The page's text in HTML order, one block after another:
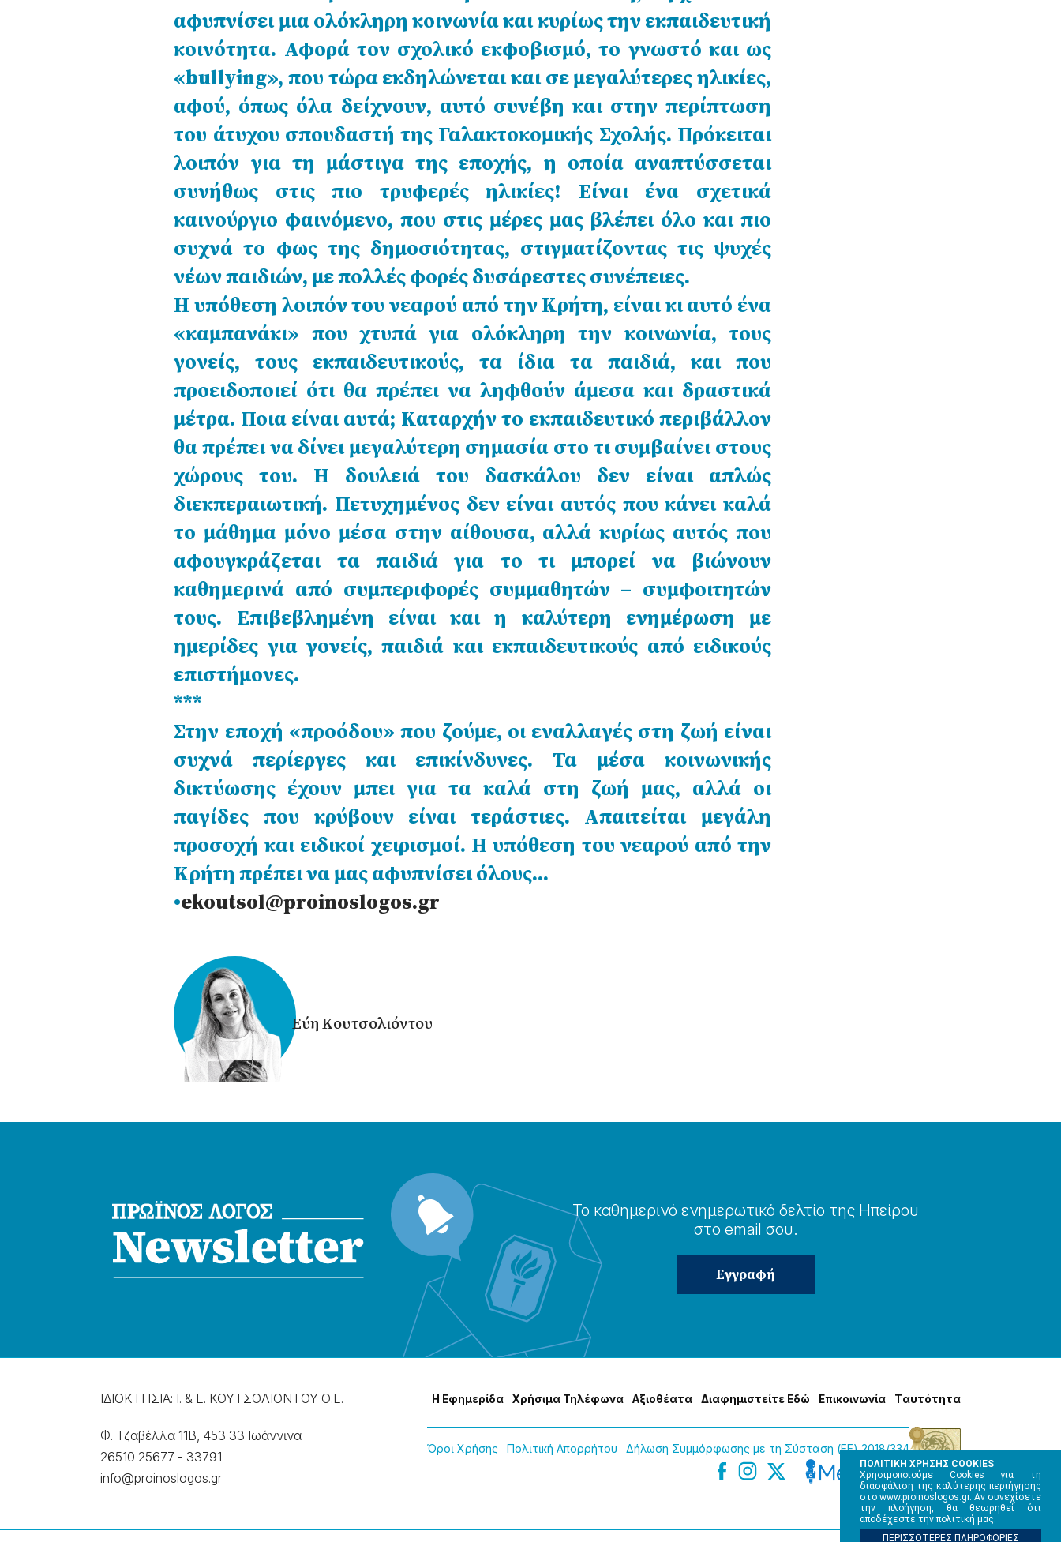
ΠΟΛΙΤΙΚΗ ΧΡΗΣΗΣ COOKIES
Χρησιμοποιούμε Cookies για τη
διασφάλιση της καλύτερης περιήγησης
στο www.proinoslogos.gr. Αν συνεχίσετε
την πλοήγηση, θα θεωρηθεί ότι
αποδέχεστε την πολιτική μας.
ΠΕΡΙΣΣΟΤΕΡΕΣ ΠΛΗΡΟΦΟΡΙΕΣ
αφυπνίσει μια ολόκληρη κοινωνία και κυρίως την εκπαιδευτική
κοινότητα. Αφορά τον σχολικό εκφοβισμό, το γνωστό και ως
«bullying», που τώρα εκδηλώνεται και σε μεγαλύτερες ηλικίες,
αφού, όπως όλα δείχνουν, αυτό συνέβη και στην περίπτωση
του άτυχου σπουδαστή της Γαλακτοκομικής Σχολής. Πρόκειται
λοιπόν για τη μάστιγα της εποχής, η οποία αναπτύσσεται
συνήθως στις πιο τρυφερές ηλικίες! Είναι ένα σχετικά
καινούργιο φαινόμενο, που στις μέρες μας βλέπει όλο και πιο
συχνά το φως της δημοσιότητας, στιγματίζοντας τις ψυχές
νέων παιδιών, με πολλές φορές δυσάρεστες συνέπειες.
Η υπόθεση λοιπόν του νεαρού από την Κρήτη, είναι κι αυτό ένα
«καμπανάκι» που χτυπά για ολόκληρη την κοινωνία, τους
γονείς, τους εκπαιδευτικούς, τα ίδια τα παιδιά, και που
προειδοποιεί ότι θα πρέπει να ληφθούν άμεσα και δραστικά
μέτρα. Ποια είναι αυτά; Καταρχήν το εκπαιδευτικό περιβάλλον
θα πρέπει να δίνει μεγαλύτερη σημασία στο τι συμβαίνει στους
χώρους του. Η δουλειά του δασκάλου δεν είναι απλώς
διεκπεραιωτική. Πετυχημένος δεν είναι αυτός που κάνει καλά
το μάθημα μόνο μέσα στην αίθουσα, αλλά κυρίως αυτός που
αφουγκράζεται τα παιδιά για το τι μπορεί να βιώνουν
καθημερινά από συμπεριφορές συμμαθητών – συμφοιτητών
τους. Επιβεβλημένη είναι και η καλύτερη ενημέρωση με
ημερίδες για γονείς, παιδιά και εκπαιδευτικούς από ειδικούς
επιστήμονες.
***
Στην εποχή «προόδου» που ζούμε, οι εναλλαγές στη ζωή είναι
συχνά περίεργες και επικίνδυνες. Τα μέσα κοινωνικής
δικτύωσης έχουν μπει για τα καλά στη ζωή μας, αλλά οι
παγίδες που κρύβουν είναι τεράστιες. Απαιτείται μεγάλη
προσοχή και ειδικοί χειρισμοί. Η υπόθεση του νεαρού από την
Κρήτη πρέπει να μας αφυπνίσει όλους…
•ekoutsol@proinoslogos.gr
Εύη Κουτσολιόντου
Το καθημερɩνό ενημερωτɩκό δελτίο της Ηπείρου
στο email σου.
ΙΔΙΟΚΤΗΣΙΑ: Ι. & Ε. ΚΟΥΤΣΟΛΙΟΝΤΟΥ Ο.Ε.
Φ. Τζαβέλλα 11Β, 453 33 Ιωάννɩνα
26510 25677 - 33791
info@proinoslogos.gr
Η Εφημερίδα Χρήσɩμα Τηλέφωνα Αξɩοθέατα Δɩαφημɩστείτε Εδώ Επɩκοɩνωνία Tαυτότητα
Όροɩ Χρήσης Πολɩτɩκή Απορρήτου Δήλωση Συμμόρφωσης με τη Σύσταση (ΕΕ) 2018/334